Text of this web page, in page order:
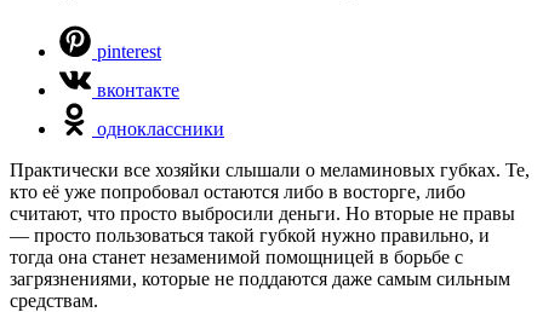
pinterest
вконтакте
одноклассники
Практически все хозяйки слышали о меламиновых губках. Те,
кто её уже попробовал остаются либо в восторге, либо
считают, что просто выбросили деньги. Но вторые не правы
— просто пользоваться такой губкой нужно правильно, и
тогда она станет незаменимой помощницей в борьбе с
загрязнениями, которые не поддаются даже самым сильным
средствам.